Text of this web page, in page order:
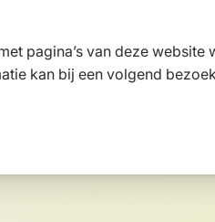
pagina’s van deze
kan bij een volgend